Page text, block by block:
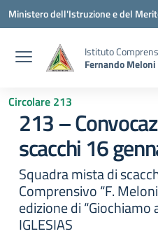
Vai ai contenuti
Vai al menu di navigazione
Vai al footer
Ministero dell'Istruzione e del
Istituto
Fernando Meloni
Circolare 213
213 –
scacchi 16
Squadra mista di
Comprensivo “F.
edizione di “Giochiamo
IGLESIAS